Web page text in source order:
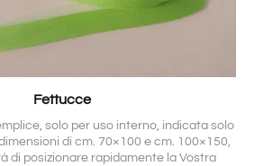
Fettucce
solo per uso interno, indicata solo
di cm. 70×100 e cm. 100×150,
di posizionare rapidamente la Vostra